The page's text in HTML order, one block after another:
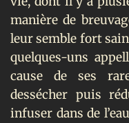
manière de
leur semble fort
quelques-uns
cause de ses
dessécher puis
infuser dans de